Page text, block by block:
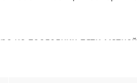
из последних пяти